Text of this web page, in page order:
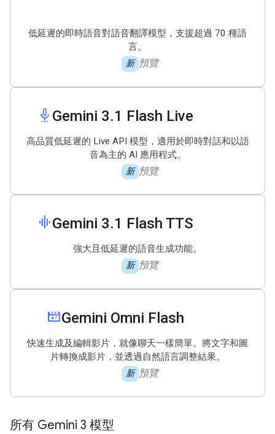
低延遲的即時語音對語音翻譯模型，支援超過 70 種語
言。
新 預覽
settings_voice Gemini 3.1 Flash Live
高品質低延遲的 Live API 模型，適用於即時對話和以語
音為主的 AI 應用程式。
新 預覽
graphic_eqGemini 3.1 Flash TTS
強大且低延遲的語音生成功能。
新 預覽
movie_filterGemini Omni Flash
快速生成及編輯影片，就像聊天一樣簡單。將文字和圖
片轉換成影片，並透過自然語言調整結果。
新 預覽
所有 Gemini 3 模型